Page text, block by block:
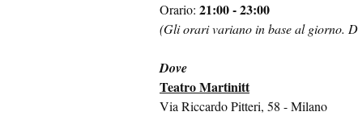
Orario: 21:00 - 23:00
(Gli orari variano in base al giorno.
Dove
Teatro Martinitt
Via Riccardo Pitteri, 58 - Milano